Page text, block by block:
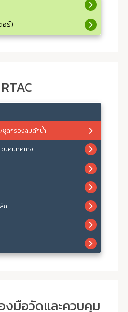
อร์)
ดกรองลมดักน้ำ
บคุมทิศทาง
ก
งมือวัดและควบคุม